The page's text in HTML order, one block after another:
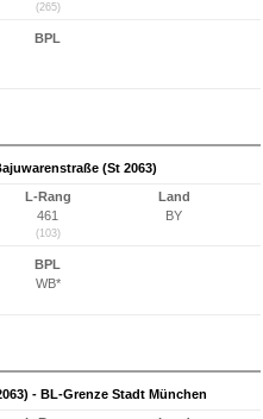
(265)
BPL
(St 2063)
L-Rang
461
(103)
Land
BY
BPL
WB*
- BL-Grenze Stadt München